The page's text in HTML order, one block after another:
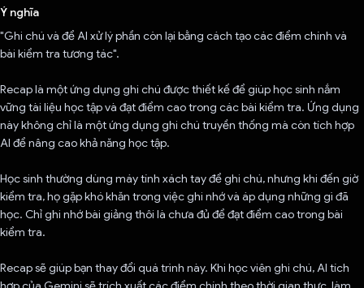
Ý nghĩa
"Ghi chú và để AI xử lý phần còn lại bằng cách tạo các điểm chính và
bài kiểm tra tương tác".
Recap là một ứng dụng ghi chú được thiết kế để giúp học sinh nắm
vững tài liệu học tập và đạt điểm cao trong các bài kiểm tra. Ứng dụng
này không chỉ là một ứng dụng ghi chú truyền thống mà còn tích hợp
AI để nâng cao khả năng học tập.
Học sinh thường dùng máy tính xách tay để ghi chú, nhưng khi đến giờ
kiểm tra, họ gặp khó khăn trong việc ghi nhớ và áp dụng những gì đã
học. Chỉ ghi nhớ bài giảng thôi là chưa đủ để đạt điểm cao trong bài
kiểm tra.
Recap sẽ giúp bạn thay đổi quá trình này. Khi học viên ghi chú, AI tích